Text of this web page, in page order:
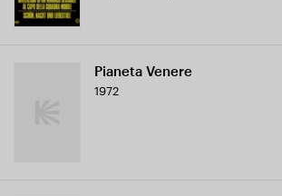
Pianeta Venere
1972